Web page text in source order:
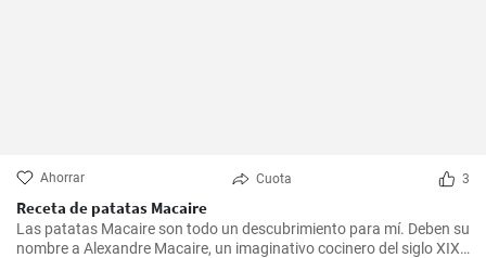
Ahorrar Cuota 3
Receta de patatas Macaire
Las patatas Macaire son todo un descubrimiento para mí. Deben su
nombre a Alexandre Macaire, un imaginativo cocinero del siglo XIX.